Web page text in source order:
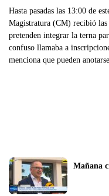
Hasta pasadas las 13:00 de
Magistratura (CM) recibió las
pretenden integrar la terna
confuso llamaba a
menciona que pueden
Mañana